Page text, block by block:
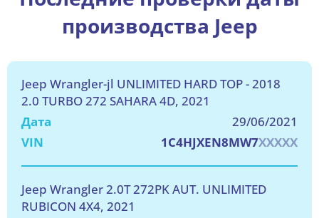
производства Jeep
Jeep Wrangler-jl UNLIMITED HARD TOP - 2018
2.0 TURBO 272 SAHARA 4D, 2021
29/06/2021
1C4HJXEN8MW7XXXXX
Jeep Wrangler 2.0T 272PK AUT. UNLIMITED
RUBICON 4X4, 2021